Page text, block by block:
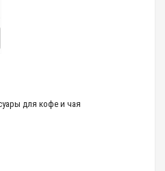
для кофе и чая